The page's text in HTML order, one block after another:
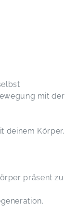
mit der
deinem Körper,
präsent zu